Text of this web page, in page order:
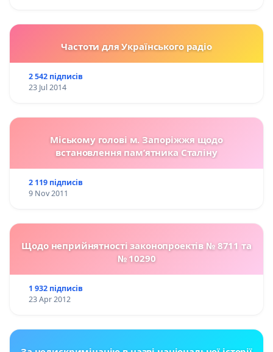
Частоти для Українського радіо
2 542 підписів
23 Jul 2014
Міському голові м. Запоріжжя щодо
встановлення пам’ятника Сталіну
2 119 підписів
9 Nov 2011
Щодо неприйнятності законопроектів № 8711 та
№ 10290
1 932 підписів
23 Apr 2012